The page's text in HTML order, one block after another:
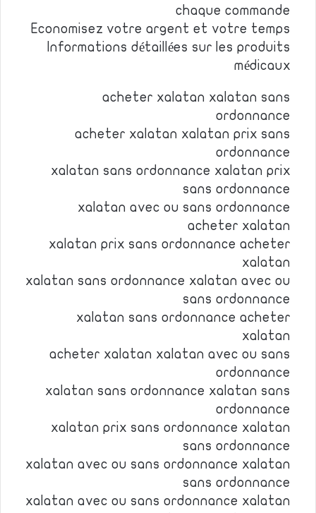
chaque commande
Economisez votre argent et votre temps
Informations détaillées sur les produits
médicaux
acheter xalatan xalatan sans
ordonnance
acheter xalatan xalatan prix sans
ordonnance
xalatan sans ordonnance xalatan prix
sans ordonnance
xalatan avec ou sans ordonnance
acheter xalatan
xalatan prix sans ordonnance acheter
xalatan
xalatan sans ordonnance xalatan avec ou
sans ordonnance
xalatan sans ordonnance acheter
xalatan
acheter xalatan xalatan avec ou sans
ordonnance
xalatan sans ordonnance xalatan sans
ordonnance
xalatan prix sans ordonnance xalatan
sans ordonnance
xalatan avec ou sans ordonnance xalatan
sans ordonnance
xalatan avec ou sans ordonnance xalatan